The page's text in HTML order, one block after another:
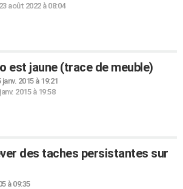
23 août 2022 à 08:04
est jaune (trace de meuble)
janv. 2015 à 19:21
2015 à 19:58
des taches persistantes sur
à 09:35